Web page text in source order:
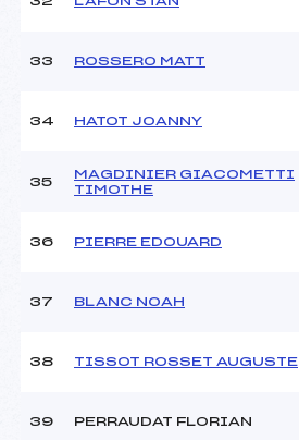
33 ROSSERO MATT
34 HATOT JOANNY
35
MAGDINIER GIACOMETTI
TIMOTHE
36 PIERRE EDOUARD
37 BLANC NOAH
38 TISSOT ROSSET AUGUSTE
39 PERRAUDAT FLORIAN